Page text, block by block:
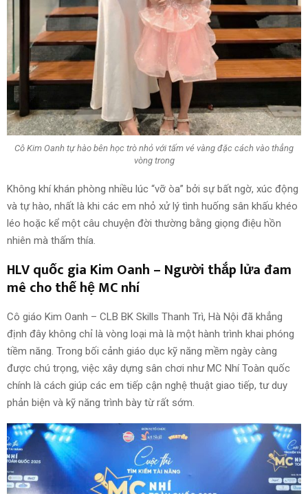
Cô Kim Oanh tự hào bên học trò nhỏ với tấm vé vàng đặc cách vào thẳng
vòng trong
Không khí khán phòng nhiều lúc “vỡ òa” bởi sự bất ngờ, xúc động
và tự hào, nhất là khi các em nhỏ xử lý tình huống sân khấu khéo
léo hoặc kể một câu chuyện đời thường bằng giọng điệu hồn
nhiên mà thấm thía.
HLV quốc gia Kim Oanh – Người thắp lửa đam
mê cho thế hệ MC nhí
Cô giáo Kim Oanh – CLB BK Skills Thanh Trì, Hà Nội đã khẳng
định đây không chỉ là vòng loại mà là một hành trình khai phóng
tiềm năng. Trong bối cảnh giáo dục kỹ năng mềm ngày càng
được chú trọng, việc xây dựng sân chơi như MC Nhí Toàn quốc
chính là cách giúp các em tiếp cận nghệ thuật giao tiếp, tư duy
phản biện và kỹ năng trình bày từ rất sớm.